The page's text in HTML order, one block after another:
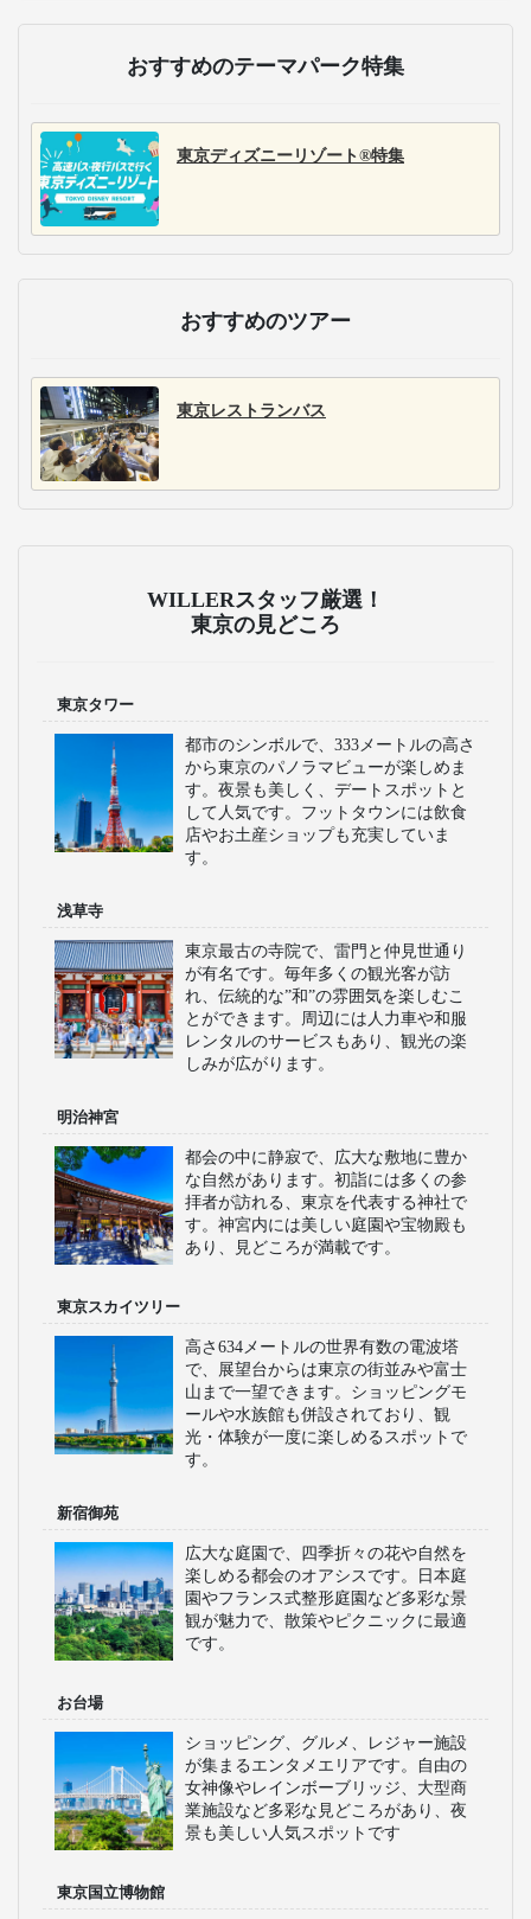
おすすめのテーマパーク特集
東京ディズニーリゾート®特集
おすすめのツアー
東京レストランバス
WILLERスタッフ厳選！
東京の見どころ
東京タワー
都市のシンボルで、333メートルの高さ
から東京のパノラマビューが楽しめま
す。夜景も美しく、デートスポットと
して人気です。フットタウンには飲食
店やお土産ショップも充実していま
す。
浅草寺
東京最古の寺院で、雷門と仲見世通り
が有名です。毎年多くの観光客が訪
れ、伝統的な”和”の雰囲気を楽しむこ
とができます。周辺には人力車や和服
レンタルのサービスもあり、観光の楽
しみが広がります。
明治神宮
都会の中に静寂で、広大な敷地に豊か
な自然があります。初詣には多くの参
拝者が訪れる、東京を代表する神社で
す。神宮内には美しい庭園や宝物殿も
あり、見どころが満載です。
東京スカイツリー
高さ634メートルの世界有数の電波塔
で、展望台からは東京の街並みや富士
山まで一望できます。ショッピングモ
ールや水族館も併設されており、観
光・体験が一度に楽しめるスポットで
す。
新宿御苑
広大な庭園で、四季折々の花や自然を
楽しめる都会のオアシスです。日本庭
園やフランス式整形庭園など多彩な景
観が魅力で、散策やピクニックに最適
です。
お台場
ショッピング、グルメ、レジャー施設
が集まるエンタメエリアです。自由の
女神像やレインボーブリッジ、大型商
業施設など多彩な見どころがあり、夜
景も美しい人気スポットです
東京国立博物館